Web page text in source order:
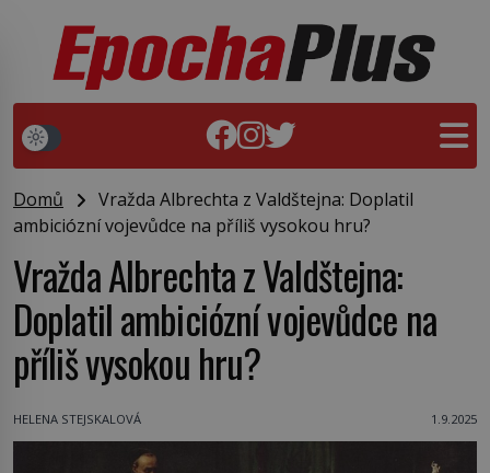
Domů
Vražda Albrechta z Valdštejna: Doplatil
ambiciózní vojevůdce na příliš vysokou hru?
Vražda Albrechta z Valdštejna:
Doplatil ambiciózní vojevůdce na
příliš vysokou hru?
HELENA STEJSKALOVÁ 1.9.2025